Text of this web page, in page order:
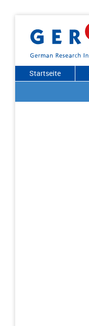
Startseite